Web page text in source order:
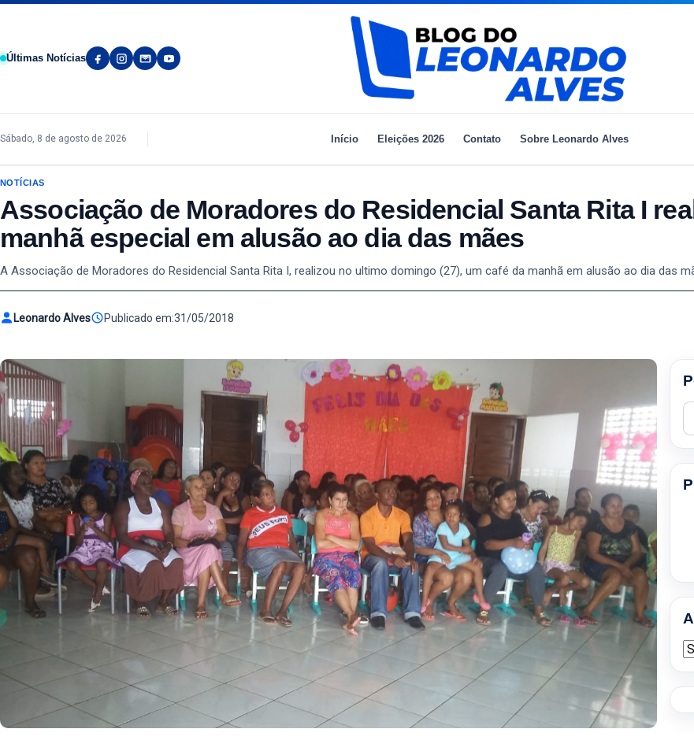
Pular para o conteúdo
Últimas Notícias
Sábado, 8 de agosto de 2026 Início Eleições 2026 Contato Sobre Leonardo Alves
NOTÍCIAS
Associação de Moradores do Residencial Santa Rita I
manhã especial em alusão ao dia das mães
A Associação de Moradores do Residencial Santa Rita I, realizou no ultimo domingo (27), um café da manhã em alusão ao dia das
Leonardo Alves Publicado em:31/05/2018